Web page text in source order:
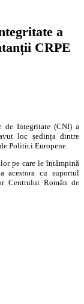
a
CRPE
de Integritate (CNI) a
loc ședința dintre
Politici Europene.
pe care le întâmpină
acestora cu suportul
Centrului Român de